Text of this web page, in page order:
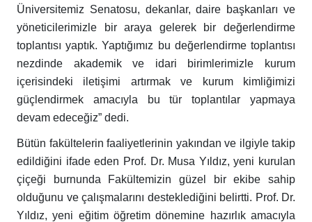
Üniversitemiz Senatosu, dekanlar, daire başkanları ve
yöneticilerimizle bir araya gelerek bir değerlendirme
toplantısı yaptık. Yaptığımız bu değerlendirme toplantısı
nezdinde akademik ve idari birimlerimizle kurum
içerisindeki iletişimi artırmak ve kurum kimliğimizi
güçlendirmek amacıyla bu tür toplantılar yapmaya
devam edeceğiz” dedi.
Bütün fakültelerin faaliyetlerinin yakından ve ilgiyle takip
edildiğini ifade eden Prof. Dr. Musa Yıldız, yeni kurulan
çiçeği burnunda Fakültemizin güzel bir ekibe sahip
olduğunu ve çalışmalarını desteklediğini belirtti. Prof. Dr.
Yıldız, yeni eğitim öğretim dönemine hazırlık amacıyla